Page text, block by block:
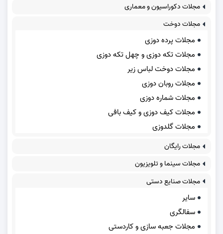
مجلات دکوراسیون و معماری
مجلات دوخت
مجلات پرده دوزی
مجلات تکه دوزی و چهل تکه دوزی
مجلات دوخت لباس زیر
مجلات روبان دوزی
مجلات شماره دوزی
مجلات کیف دوزی و کیف بافی
مجلات گلدوزی
مجلات رایگان
مجلات سینما و تلویزیون
مجلات صنایع دستی
سایر
سفالگری
مجلات جعبه سازی و کاردستی